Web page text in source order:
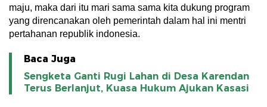
maju, maka dari itu mari sama sama kita dukung program
yang direncanakan oleh pemerintah dalam hal ini mentri
pertahanan republik indonesia.
Baca Juga
Sengketa Ganti Rugi Lahan di Desa Karendan
Terus Berlanjut, Kuasa Hukum Ajukan Kasasi